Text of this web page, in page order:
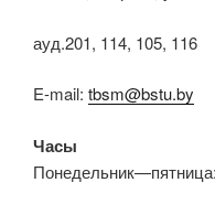
ауд.201, 114, 105, 116
E-mail: tbsm@bstu.by
Часы